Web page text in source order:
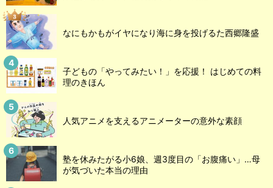
なにもかもがイヤになり海に身を投げるた西郷隆盛
子どもの「やってみたい！」を応援！ はじめての料
理のきほん
人気アニメを支えるアニメーターの意外な素顔
塾を休みたがる小6娘、週3度目の「お腹痛い」…母
が気づいた本当の理由